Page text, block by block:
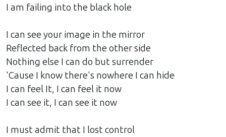
I am failing into the black hole
I can see your image in the mirror
Reflected back from the other side
Nothing else I can do but surrender
'Cause I know there's nowhere I can hide
I can feel It, I can feel it now
I can see it, I can see it now
I must admit that I lost control